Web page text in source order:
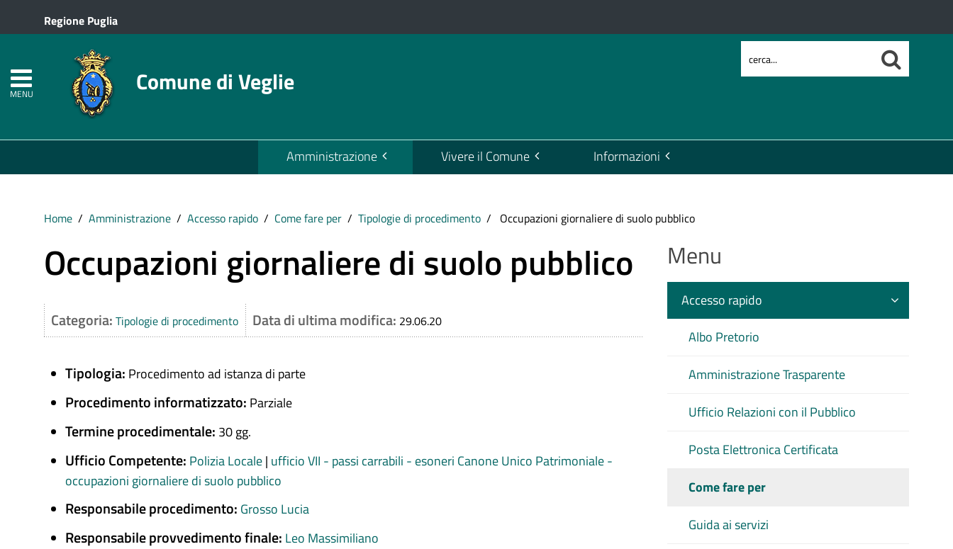
Regione Puglia
MENU Comune di Veglie
Amministrazione Vivere il Comune Informazioni
Home Amministrazione Accesso rapido Come fare per Tipologie di procedimento Occupazioni giornaliere di suolo pubblico
Occupazioni giornaliere di suolo pubblico
Categoria: Tipologie di procedimento Data di ultima modifica: 29.06.20
Tipologia: Procedimento ad istanza di parte
Procedimento informatizzato: Parziale
Termine procedimentale: 30 gg.
Ufficio Competente: Polizia Locale| ufficio VII - passi carrabili - esoneri Canone Unico Patrimoniale -
occupazioni giornaliere di suolo pubblico
Responsabile procedimento: Grosso Lucia
Responsabile provvedimento finale: Leo Massimiliano
Menu
Accesso rapido
Albo Pretorio
Amministrazione Trasparente
Ufficio Relazioni con il Pubblico
Posta Elettronica Certificata
Come fare per
Guida ai servizi